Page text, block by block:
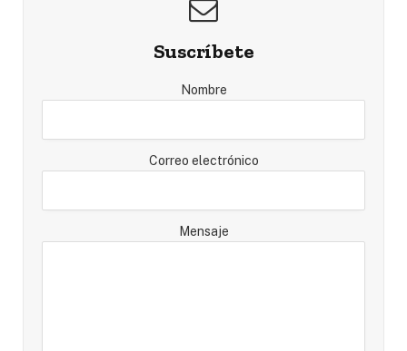
Suscríbete
Nombre
Correo electrónico
Mensaje